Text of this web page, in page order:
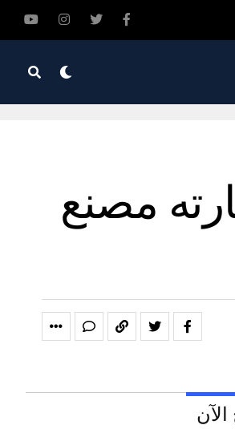
مصنع
الآن